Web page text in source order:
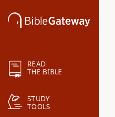
READ
THE BIBLE
STUDY
TOOLS